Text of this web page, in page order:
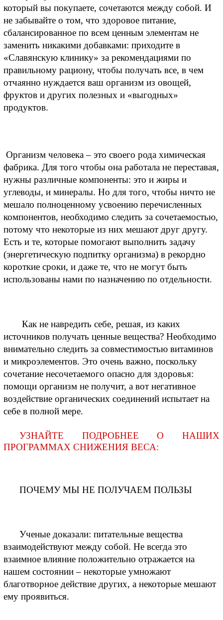
который вы покупаете, сочетаются между собой. И
не забывайте о том, что здоровое питание,
сбалансированное по всем ценным элементам не
заменить никакими добавками: приходите в
«Славянскую клинику» за рекомендациями по
правильному рациону, чтобы получать все, в чем
отчаянно нуждается ваш организм из овощей,
фруктов и других полезных и «выгодных»
продуктов.
фабрика. Для того чтобы она работала не переставая,
нужны различные компоненты: это и жиры и
углеводы, и минералы. Но для того, чтобы ничто не
мешало полноценному усвоению перечисленных
компонентов, необходимо следить за сочетаемостью,
потому что некоторые из них мешают друг другу.
Есть и те, которые помогают выполнить задачу
(энергетическую подпитку организма) в рекордно
короткие сроки, и даже те, что не могут быть
использованы нами по назначению по отдельности.
источников получать ценные вещества? Необходимо
внимательно следить за совместимостью витаминов
и микроэлементов. Это очень важно, поскольку
сочетание несочетаемого опасно для здоровья:
помощи организм не получит, а вот негативное
воздействие органических соединений испытает на
себе в полной мере.
УЗНАЙТЕ ПОДРОБНЕЕ О НАШИХ
ПРОГРАММАХ СНИЖЕНИЯ ВЕСА:
ПОЧЕМУ МЫ НЕ ПОЛУЧАЕМ ПОЛЬЗЫ
Ученые доказали: питательные вещества
взаимодействуют между собой. Не всегда это
взаимное влияние положительно отражается на
нашем состоянии – некоторые умножают
благотворное действие других, а некоторые мешают
ему проявиться.